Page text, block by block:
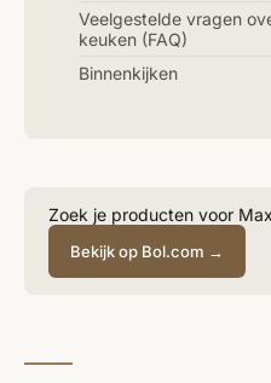
Veelgestelde vragen
keuken (FAQ)
Binnenkijken
Zoek je producten voor
Bekijk op Bol.com →